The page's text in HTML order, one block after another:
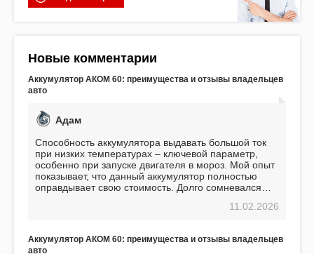
Новые комментарии
Аккумулятор АКОМ 60: преимущества и отзывы владельцев
авто
Адам
Способность аккумулятора выдавать большой ток
при низких температурах – ключевой параметр,
особенно при запуске двигателя в мороз. Мой опыт
показывает, что данный аккумулятор полностью
оправдывает свою стоимость. Долго сомневался
пожалел. Считаю, что это отличное вложение,11.02.2026
Аккумулятор АКОМ 60: преимущества и отзывы владельцев
авто